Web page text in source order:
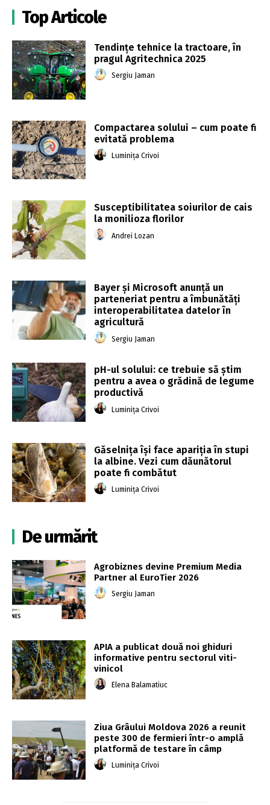
Top Articole
Tendințe tehnice la tractoare, în
pragul Agritechnica 2025
Sergiu Jaman
Compactarea solului – cum poate fi
evitată problema
Luminița Crivoi
Susceptibilitatea soiurilor de cais
la monilioza florilor
Andrei Lozan
Bayer și Microsoft anunță un
parteneriat pentru a îmbunătăți
interoperabilitatea datelor în
agricultură
Sergiu Jaman
pH-ul solului: ce trebuie să știm
pentru a avea o grădină de legume
productivă
Luminița Crivoi
Găselnița își face apariția în stupi
la albine. Vezi cum dăunătorul
poate fi combătut
Luminița Crivoi
De urmărit
Agrobiznes devine Premium Media
Partner al EuroTier 2026
Sergiu Jaman
APIA a publicat două noi ghiduri
informative pentru sectorul viti-
vinicol
Elena Balamatiuc
Ziua Grâului Moldova 2026 a reunit
peste 300 de fermieri într-o amplă
platformă de testare în câmp
Luminița Crivoi